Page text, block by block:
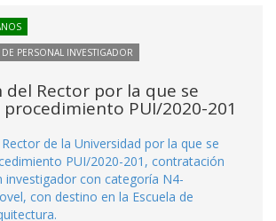
PERSONAL INVESTIGADOR
del Rector por la que se
PUI/2020-201
de la Universidad por la que se
PUI/2020-201, contratación
investigador con categoría N4-
con destino en la Escuela de